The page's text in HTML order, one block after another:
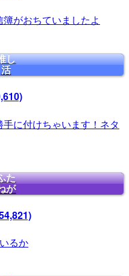
がおちていましたよ
し
活
に付けちゃいます！ネタ
た
が
るか